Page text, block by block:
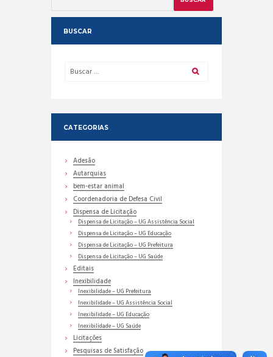
BUSCAR
CATEGORIAS
Adesão
Autarquias
bem-estar animal
Coordenadoria de Defesa Civil
Dispensa de Licitação
Dispensa de Licitação – UG Assistência Social
Dispensa de Licitação – UG Educação
Dispensa de Licitação – UG Prefeitura
Dispensa de Licitação – UG Saúde
Editais
Inexibilidade
Inexibilidade – UG Prefeitura
Inexibilidade – UG Assistência Social
Inexibilidade – UG Educação
Inexibilidade – UG Saúde
Licitações
Pesquisas de Satisfação